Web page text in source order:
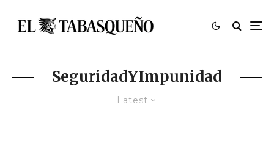
SeguridadYImpunidad
Latest